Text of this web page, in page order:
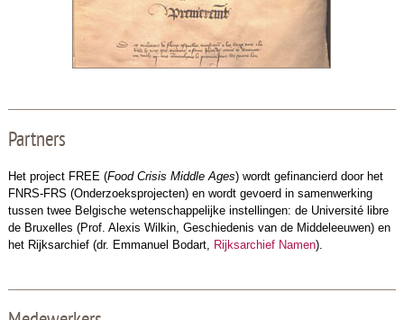
Partners
Het project FREE (Food Crisis Middle Ages) wordt gefinancierd door het
FNRS-FRS (Onderzoeksprojecten) en wordt gevoerd in samenwerking
tussen twee Belgische wetenschappelijke instellingen: de Université libre
de Bruxelles (Prof. Alexis Wilkin, Geschiedenis van de Middeleeuwen) en
het Rijksarchief (dr. Emmanuel Bodart, Rijksarchief Namen).